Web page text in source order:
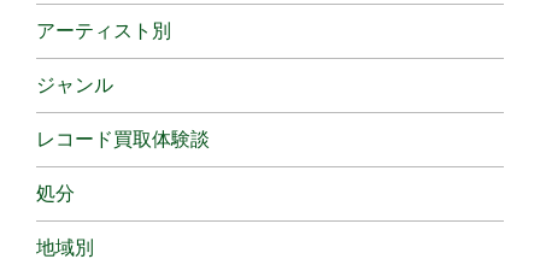
アーティスト別
ジャンル
レコード買取体験談
処分
地域別